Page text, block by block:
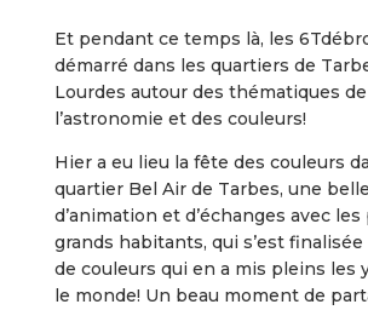
Et pendant ce temps là, les
démarré dans les quartiers de
Lourdes autour des thématiques de
l’astronomie et des couleurs!
Hier a eu lieu la fête des couleurs
quartier Bel Air de Tarbes, une
d’animation et d’échanges avec
grands habitants, qui s’est
de couleurs qui en a mis pleins les
le monde! Un beau moment de